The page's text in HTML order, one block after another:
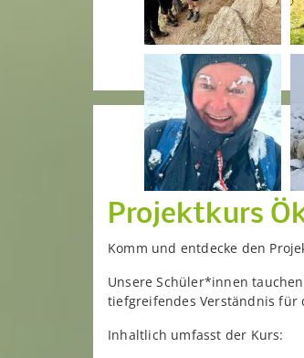
Projektkurs
Komm und entdecke den
Unsere Schüler*innen
tiefgreifendes Verständnis für
Inhaltlich umfasst der Kurs: